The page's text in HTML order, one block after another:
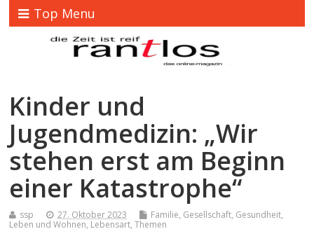
Top Menu
Kinder und
Jugendmedizin: „Wir
stehen erst am Beginn
einer Katastrophe“
ssp 27. Oktober 2023 Familie, Gesellschaft, Gesundheit,
Leben und Wohnen, Lebensart,Themen